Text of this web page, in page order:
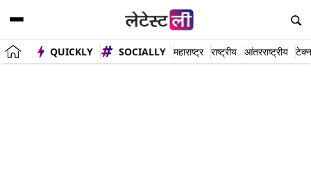
QUICKLY SOCIALLY महाराष्ट्र राष्ट्रीय आंतरराष्ट्रीय